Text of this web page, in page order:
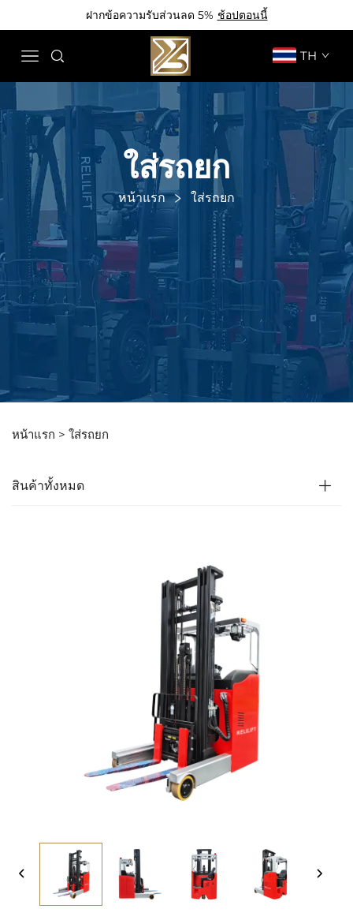
ฝากข้อความรับส่วนลด 5% ช้อปตอนนี้
TH
ใส่รถยก
หน้าแรก ใส่รถยก
หน้าแรก > ใส่รถยก
สินค้าทั้งหมด